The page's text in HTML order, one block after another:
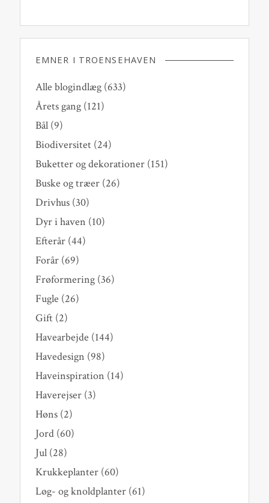
EMNER I TROENSEHAVEN
Alle blogindlæg(633)
Årets gang(121)
Bål(9)
Biodiversitet(24)
Buketter og dekorationer(151)
Buske og træer(26)
Drivhus(30)
Dyr i haven (10)
Efterår(44)
Forår(69)
Frøformering(36)
Fugle (26)
Gift(2)
Havearbejde (144)
Havedesign (98)
Haveinspiration (14)
Haverejser(3)
Høns(2)
Jord(60)
Jul(28)
Krukkeplanter(60)
Løg- og knoldplanter(61)